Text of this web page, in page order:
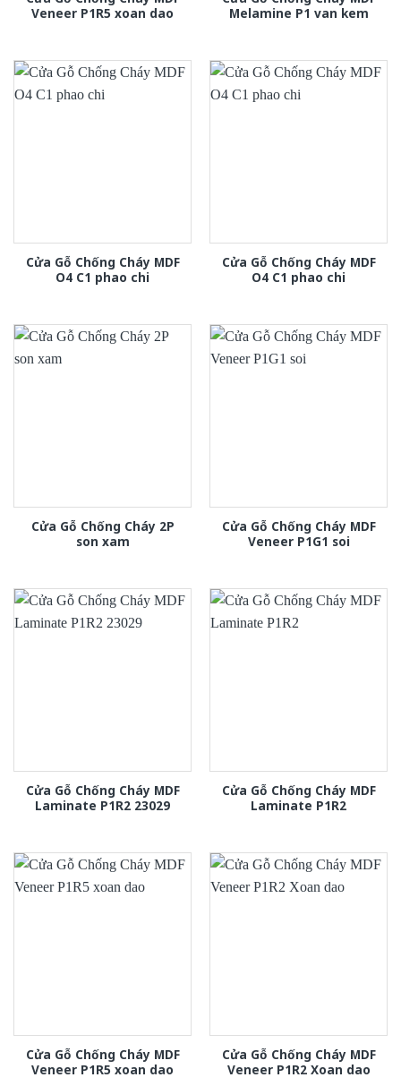
Veneer P1R5 xoan dao
Melamine P1 van kem
Cửa Gỗ Chống Cháy MDF
O4 C1 phao chi
Cửa Gỗ Chống Cháy MDF
O4 C1 phao chi
Cửa Gỗ Chống Cháy 2P
son xam
Cửa Gỗ Chống Cháy MDF
Veneer P1G1 soi
Cửa Gỗ Chống Cháy MDF
Laminate P1R2 23029
Cửa Gỗ Chống Cháy MDF
Laminate P1R2
Cửa Gỗ Chống Cháy MDF
Veneer P1R5 xoan dao
Cửa Gỗ Chống Cháy MDF
Veneer P1R2 Xoan dao